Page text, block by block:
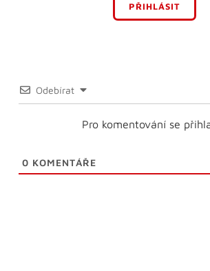
PŘIHLÁSIT
Odebírat
Pro komentování se
0 KOMENTÁŘE